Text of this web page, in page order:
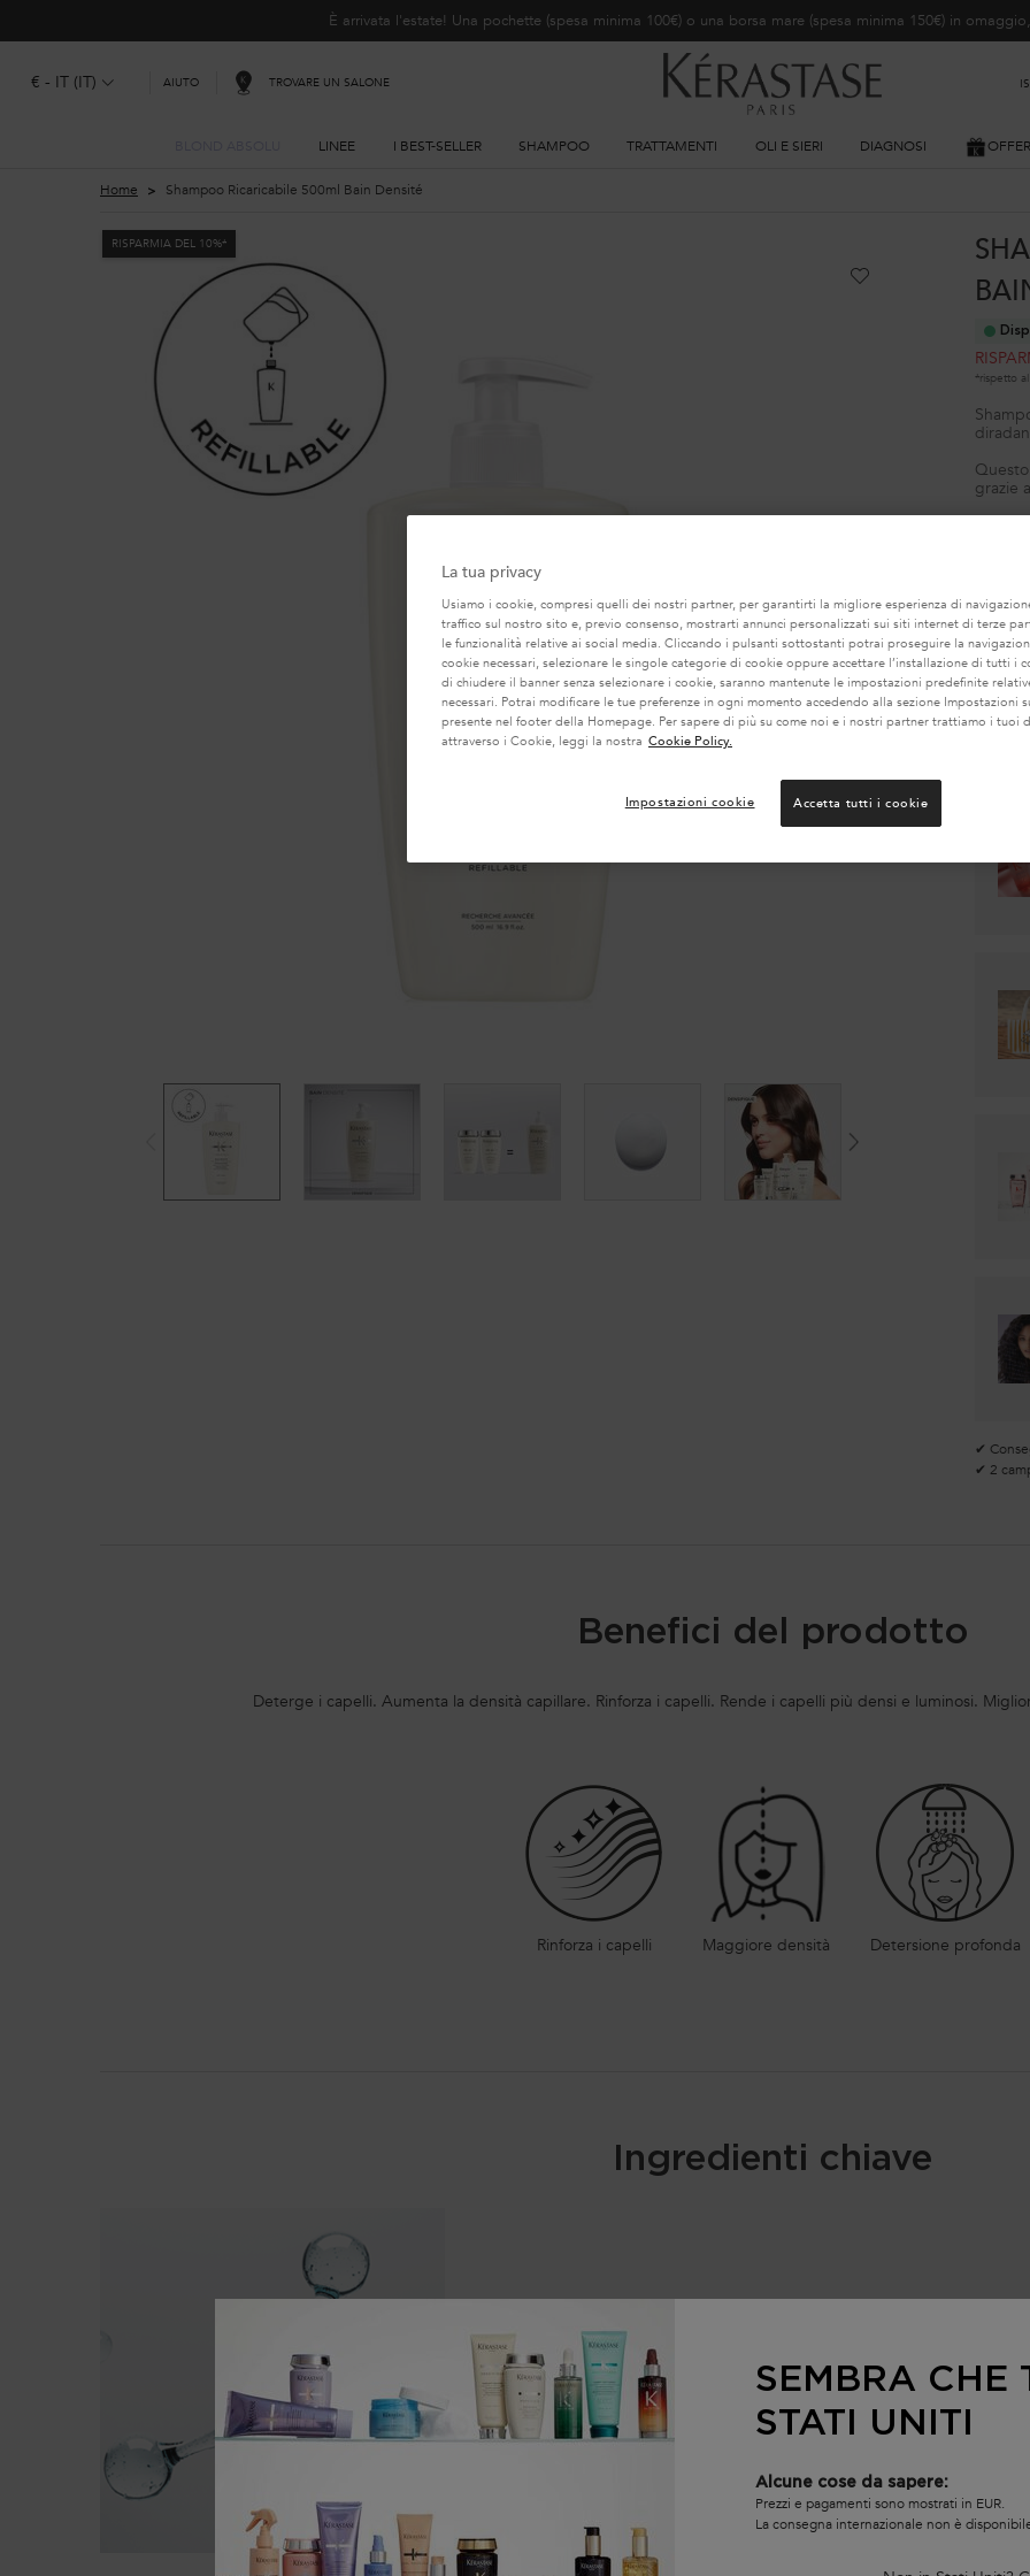
È arrivata l'estate! Una pochette (spesa minima 100€) o una borsa mare (spesa minima 150€) in
€ - IT (IT) AIUTO TROVARE UN SALONE
LINEE I BEST-SELLER SHAMPOO TRATTAMENTI OLI E SIERI DIAGNOSI
Contenuto principale
Home Shampoo Ricaricabile 500ml Bain Densité
*rispetto
grazie
RISPARMIA DEL 10%*
−
✔
✔ 2
Benefici del prodotto
Deterge i capelli. Aumenta la densità capillare. Rinforza i capelli. Rende i capelli più densi e luminosi.
Rinforza i capelli Maggiore densità Detersione profonda
Ingredienti chiave
La tua privacy
Usiamo i cookie, compresi quelli dei nostri partner, per garantirti la migliore esperienza di
traffico sul nostro sito e, previo consenso, mostrarti annunci personalizzati sui siti internet di terze
le funzionalità relative ai social media. Cliccando i pulsanti sottostanti potrai proseguire la
cookie necessari, selezionare le singole categorie di cookie oppure accettare l’installazione di tutti i
di chiudere il banner senza selezionare i cookie, saranno mantenute le impostazioni predefinite
necessari. Potrai modificare le tue preferenze in ogni momento accedendo alla sezione Impostazioni
presente nel footer della Homepage. Per sapere di più su come noi e i nostri partner trattiamo i tuoi
attraverso i Cookie, leggi la nostra Cookie Policy.
Impostazioni cookie Accetta tutti i cookie
SEMBRA CHE
STATI UNITI
Alcune cose da sapere:
Prezzi e pagamenti sono mostrati in EUR.
La consegna internazionale non è